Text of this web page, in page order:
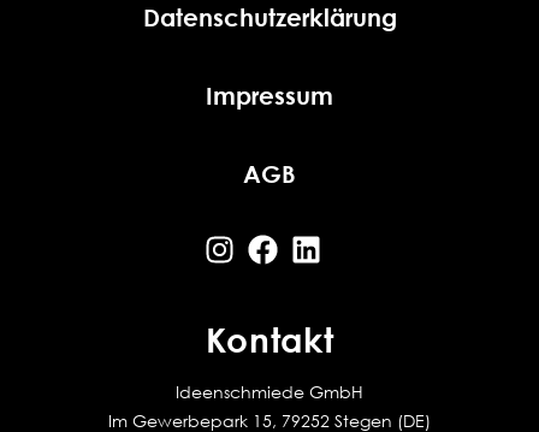
Datenschutzerklärung
Impressum
AGB
Kontakt
Ideenschmiede GmbH
Im Gewerbepark 15, 79252 Stegen (DE)